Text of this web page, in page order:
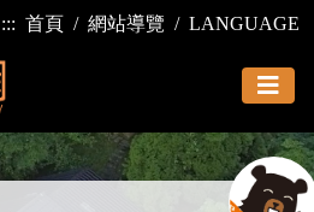
::: 首頁 網站導覽 LANGUAGE